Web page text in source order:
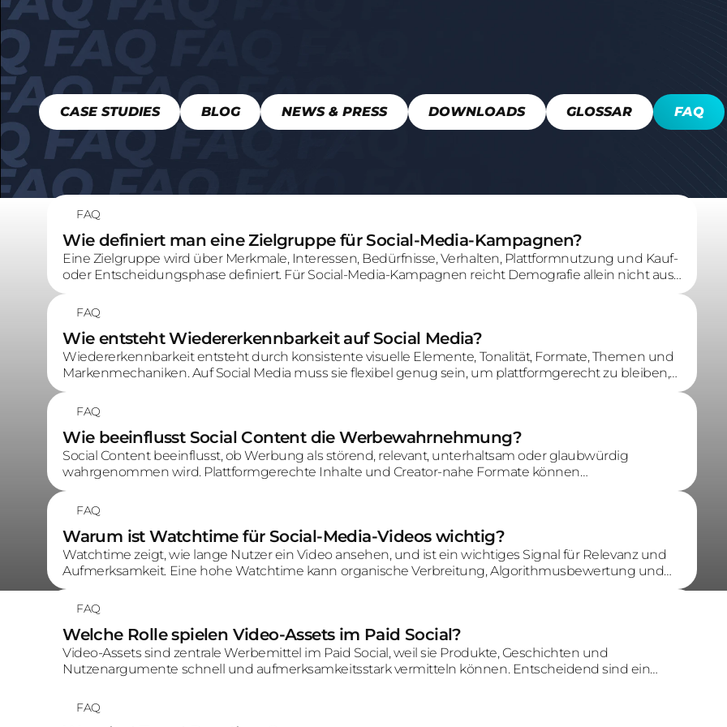
CASE STUDIES BLOG NEWS & PRESS DOWNLOADS GLOSSAR FAQ
FAQ
Wie definiert man eine Zielgruppe für Social-Media-Kampagnen?
Eine Zielgruppe wird über Merkmale, Interessen, Bedürfnisse, Verhalten, Plattformnutzung und Kauf-
oder Entscheidungsphase definiert. Für Social-Media-Kampagnen reicht Demografie allein nicht aus;
FAQ
Wie entsteht Wiedererkennbarkeit auf Social Media?
Wiedererkennbarkeit entsteht durch konsistente visuelle Elemente, Tonalität, Formate, Themen und
Markenmechaniken. Auf Social Media muss sie flexibel genug sein, um plattformgerecht zu bleiben,
aber klar genug, damit Nutzer die Marke wiedererkennen.
FAQ
Wie beeinflusst Social Content die Werbewahrnehmung?
Social Content beeinflusst, ob Werbung als störend, relevant, unterhaltsam oder glaubwürdig
wahrgenommen wird. Plattformgerechte Inhalte und Creator-nahe Formate können
Werbewahrnehmung verbessern, weil sie stärker an Nutzungssituation und Zielgruppenerwartung
anschließen.
FAQ
Warum ist Watchtime für Social-Media-Videos wichtig?
Watchtime zeigt, wie lange Nutzer ein Video ansehen, und ist ein wichtiges Signal für Relevanz und
Aufmerksamkeit. Eine hohe Watchtime kann organische Verbreitung, Algorithmusbewertung und
Creative-Performance positiv beeinflussen.
FAQ
Welche Rolle spielen Video-Assets im Paid Social?
Video-Assets sind zentrale Werbemittel im Paid Social, weil sie Produkte, Geschichten und
Nutzenargumente schnell und aufmerksamkeitsstark vermitteln können. Entscheidend sind ein
FAQ